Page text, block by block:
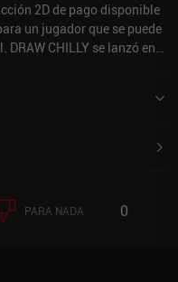
2D de pago disponible
un jugador que se puede
CHILLY se lanzó en
PARA NADA 0